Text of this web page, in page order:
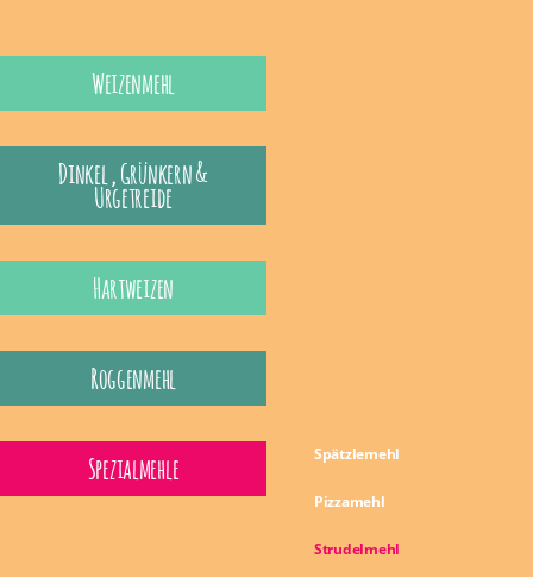
Weizenmehl
Dinkel , Grünkern &
Urgetreide
Hartweizen
Roggenmehl
Spezialmehle Spätzlemehl
Pizzamehl
Strudelmehl